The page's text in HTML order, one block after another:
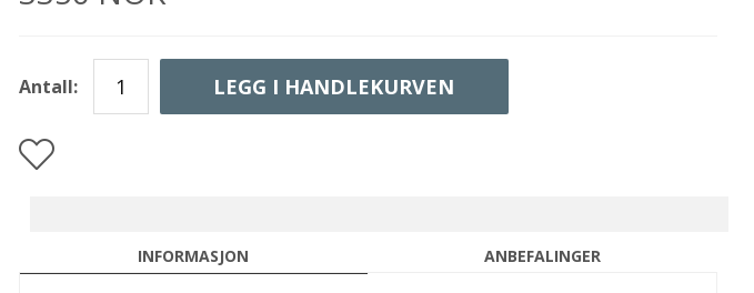
Antall: LEGG I HANDLEKURVEN
INFORMASJON ANBEFALINGER